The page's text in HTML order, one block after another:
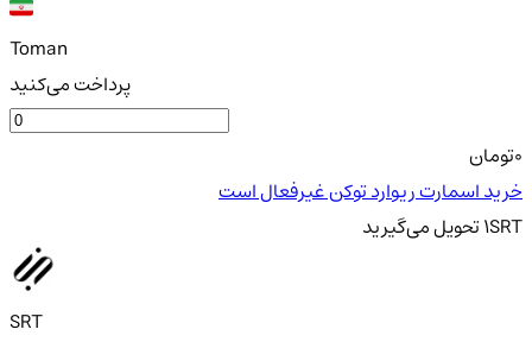
Toman
پرداخت می‌کنید
تومان
خرید اسمارت ریوارد توکن غیرفعال است
1SRTتحویلمی‌گیرید
SRT